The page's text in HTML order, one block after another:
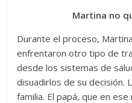
Martina no
Durante el proceso,
enfrentaron otro tipo de
desde los sistemas de
disuadirlos de su decisión.
familia. El papá, que en